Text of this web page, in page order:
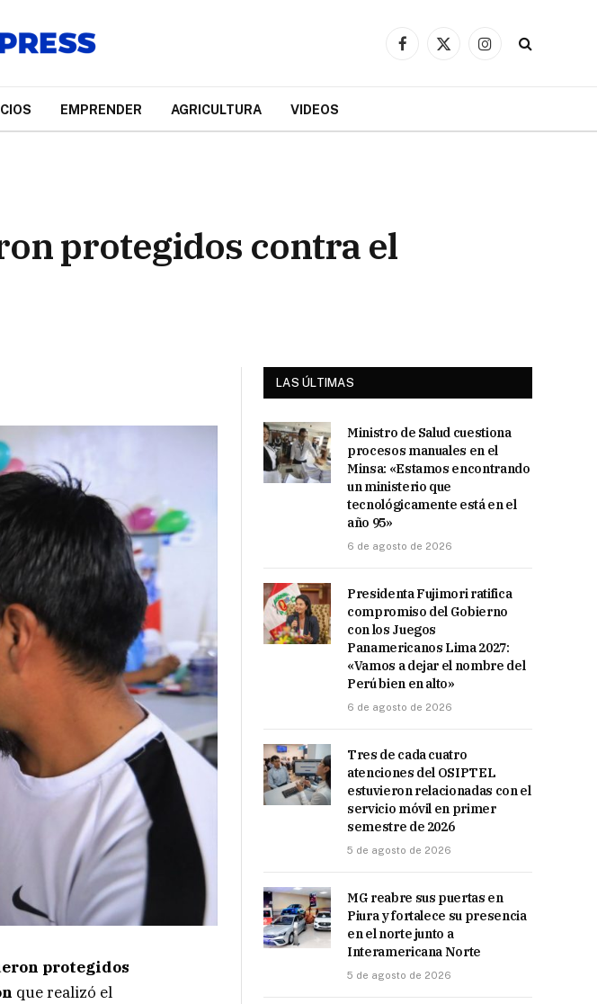
Facebook
X
Instagram
EMPRENDER AGRICULTURA VIDEOS
protegidos contra el
protegidos
que realizó el
LAS ÚLTIMAS
Ministro de Salud cuestiona
procesos manuales en el
Minsa: «Estamos encontrando
un ministerio que
tecnológicamente está en el
año 95»
6 de agosto de 2026
Presidenta Fujimori ratifica
compromiso del Gobierno
con los Juegos
Panamericanos Lima 2027:
«Vamos a dejar el nombre del
Perú bien en alto»
6 de agosto de 2026
Tres de cada cuatro
atenciones del OSIPTEL
estuvieron relacionadas con el
servicio móvil en primer
semestre de 2026
5 de agosto de 2026
MG reabre sus puertas en
Piura y fortalece su presencia
en el norte junto a
Interamericana Norte
5 de agosto de 2026